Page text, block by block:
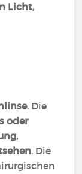
Licht,
. Die
oder
. Die